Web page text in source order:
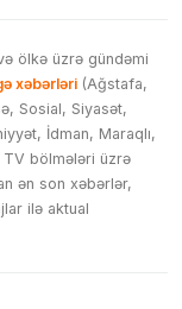
ölkə üzrə gündəmi
xəbərləri (Ağstafa,
Sosial, Siyasət,
İdman, Maraqlı,
bölmələri üzrə
ən son xəbərlər,
ilə aktual